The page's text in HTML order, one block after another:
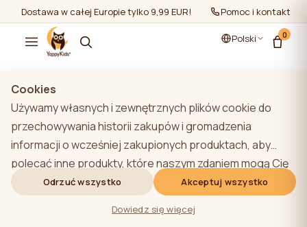
Dostawa w całej Europie tylko 9,99 EUR! Pomoc i kontakt
Polski 0
Wszystkie produkty
Filtry Najbardziej popularne
-12%
Cookies
Używamy własnych i zewnętrznych plików cookie do
przechowywania historii zakupów i gromadzenia
informacji o wcześniej zakupionych produktach, aby
polecać inne produkty, które naszym zdaniem mogą Cię
zainteresować. Aby dowiedzieć się więcej o naszej
polityce plików cookie, kliknij przycisk "Dowiedz się
więcej". Użytkownik może wyrazić zgodę na wszystkie
Odrzuć wszystko Akceptuj wszystko
Dowiedz się więcej